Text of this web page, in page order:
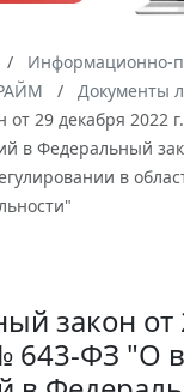
Информационно-
Документы
от 29 декабря 2022
в Федеральный
в
закон от
643-ФЗ "О